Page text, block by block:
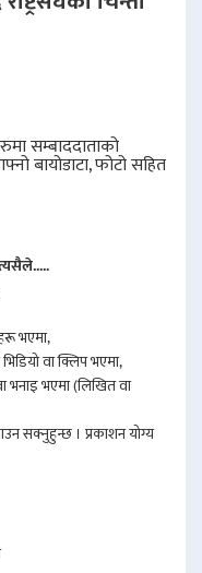
सम्बाददाताको
बायोडाटा, फोटो सहित
भएमा,
वा क्लिप भएमा,
भनाइ भएमा (लिखित वा
सक्नुहुन्छ । प्रकाशन योग्य